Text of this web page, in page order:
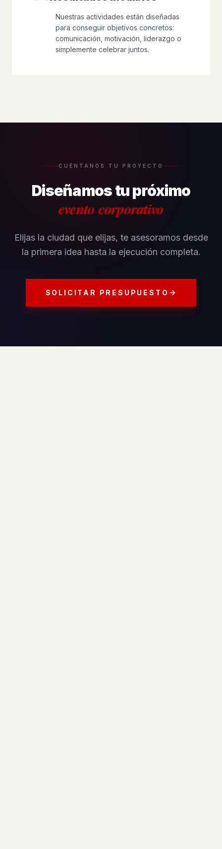
Nuestras actividades están diseñadas
para conseguir objetivos concretos:
comunicación, motivación, liderazgo o
simplemente celebrar juntos.
CUÉNTANOS TU PROYECTO
Diseñamos tu próximo
evento corporativo
Elijas la ciudad que elijas, te asesoramos desde
la primera idea hasta la ejecución completa.
SOLICITAR PRESUPUESTO